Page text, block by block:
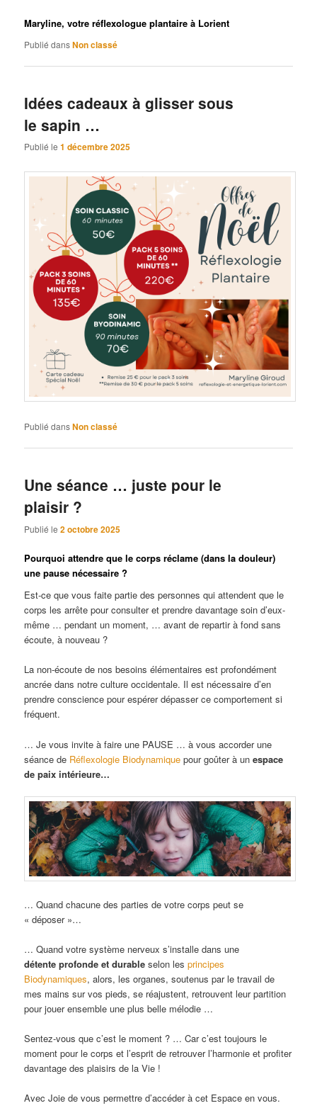
Maryline, votre réflexologue plantaire à Lorient
Publié dansNon classé
Idées cadeaux à glisser sous
le sapin …
Publié le1 décembre 2025
Publié dansNon classé
Une séance … juste pour le
plaisir ?
Publié le2 octobre 2025
Pourquoi attendre que le corps réclame (dans la douleur)
une pause nécessaire ?
Est-ce que vous faite partie des personnes qui attendent que le
corps les arrête pour consulter et prendre davantage soin d’eux-
même … pendant un moment, … avant de repartir à fond sans
écoute, à nouveau ?
La non-écoute de nos besoins élémentaires est profondément
ancrée dans notre culture occidentale. Il est nécessaire d’en
prendre conscience pour espérer dépasser ce comportement si
fréquent.
… Je vous invite à faire une PAUSE … à vous accorder une
séance de Réflexologie Biodynamique pour goûter à unespace
de paix intérieure…
… Quand chacune des parties de votre corps peut se
« déposer »…
… Quand votre système nerveux s’installe dans une
détente profonde et durable selon lesprincipes
Biodynamiques, alors, les organes, soutenus par le travail de
mes mains sur vos pieds, se réajustent, retrouvent leur partition
pour jouer ensemble une plus belle mélodie …
Sentez-vous que c’est le moment ? … Car c’est toujours le
moment pour le corps et l’esprit de retrouver l’harmonie et profiter
davantage des plaisirs de la Vie !
Avec Joie de vous permettre d’accéder à cet Espace en vous.